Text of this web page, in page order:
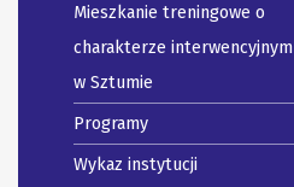
Mieszkanie treningowe o
charakterze interwencyjnym
w Sztumie
Programy
Wykaz instytucji